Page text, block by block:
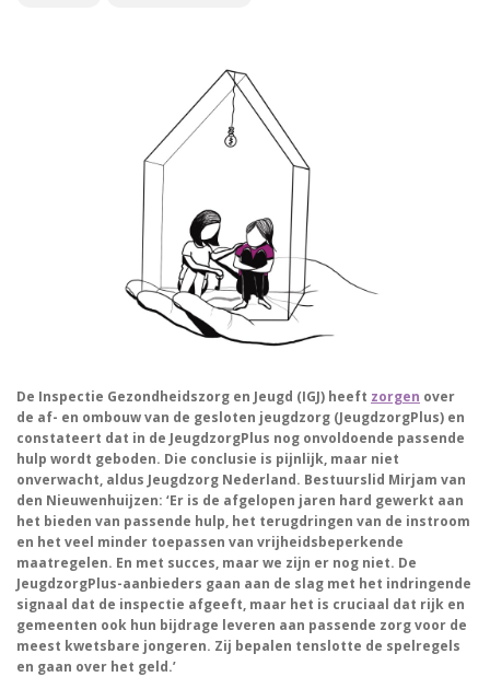
De Inspectie Gezondheidszorg en Jeugd (IGJ) heeft zorgen over
de af- en ombouw van de gesloten jeugdzorg (JeugdzorgPlus) en
constateert dat in de JeugdzorgPlus nog onvoldoende passende
hulp wordt geboden. Die conclusie is pijnlijk, maar niet
onverwacht, aldus Jeugdzorg Nederland. Bestuurslid Mirjam van
den Nieuwenhuijzen: ‘Er is de afgelopen jaren hard gewerkt aan
het bieden van passende hulp, het terugdringen van de instroom
en het veel minder toepassen van vrijheidsbeperkende
maatregelen. En met succes, maar we zijn er nog niet. De
JeugdzorgPlus-aanbieders gaan aan de slag met het indringende
signaal dat de inspectie afgeeft, maar het is cruciaal dat rijk en
gemeenten ook hun bijdrage leveren aan passende zorg voor de
meest kwetsbare jongeren. Zij bepalen tenslotte de spelregels
en gaan over het geld.’